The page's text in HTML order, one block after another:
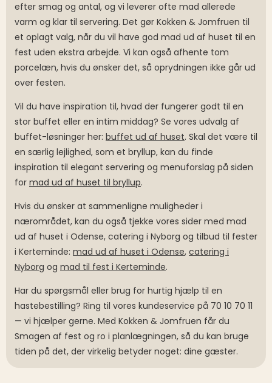
efter smag og antal, og vi leverer ofte mad allerede
varm og klar til servering. Det gør Kokken & Jomfruen til
et oplagt valg, når du vil have god mad ud af huset til en
fest uden ekstra arbejde. Vi kan også afhente tom
porcelæn, hvis du ønsker det, så oprydningen ikke går ud
over festen.
Vil du have inspiration til, hvad der fungerer godt til en
stor buffet eller en intim middag? Se vores udvalg af
buffet-løsninger her: buffet ud af huset. Skal det være til
en særlig lejlighed, som et bryllup, kan du finde
inspiration til elegant servering og menuforslag på siden
for mad ud af huset til bryllup.
Hvis du ønsker at sammenligne muligheder i
nærområdet, kan du også tjekke vores sider med mad
ud af huset i Odense, catering i Nyborg og tilbud til fester
i Kerteminde: mad ud af huset i Odense, catering i
Nyborg og mad til fest i Kerteminde.
Har du spørgsmål eller brug for hurtig hjælp til en
hastebestilling? Ring til vores kundeservice på 70 10 70 11
— vi hjælper gerne. Med Kokken & Jomfruen får du
Smagen af fest og ro i planlægningen, så du kan bruge
tiden på det, der virkelig betyder noget: dine gæster.